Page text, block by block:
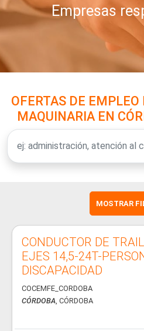
Empresas
OFERTAS DE
MAQUINARIA EN
MOSTRAR
CONDUCTOR DE
EJES 14,5-24T-
DISCAPACIDAD
COCEMFE_CORDOBA
CÓRDOBA, CÓRDOBA